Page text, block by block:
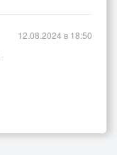
12.08.2024 в 18:50